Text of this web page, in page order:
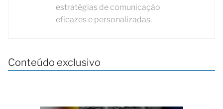
estratégias de comunicação
eficazes e personalizadas.
Conteúdo exclusivo